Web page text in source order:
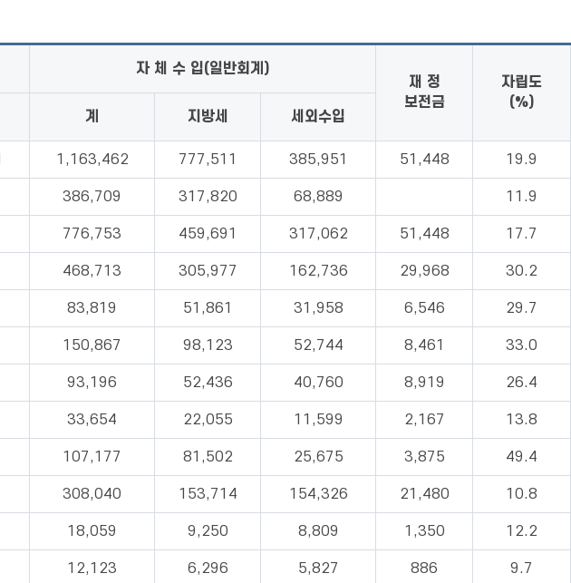
자 체 수 입(일반회계)
재 정
보전금
자립도
(%)
계 지방세 세외수입
1,163,462 777,511 385,951 51,448 19.9
386,709 317,820 68,889 11.9
776,753 459,691 317,062 51,448 17.7
468,713 305,977 162,736 29,968 30.2
83,819 51,861 31,958 6,546 29.7
150,867 98,123 52,744 8,461 33.0
93,196 52,436 40,760 8,919 26.4
33,654 22,055 11,599 2,167 13.8
107,177 81,502 25,675 3,875 49.4
308,040 153,714 154,326 21,480 10.8
18,059 9,250 8,809 1,350 12.2
12,123 6,296 5,827 886 9.7